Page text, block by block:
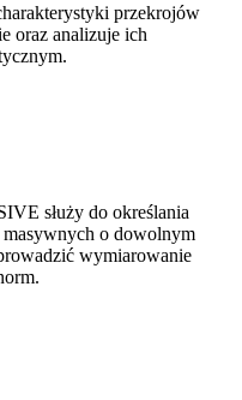
przekrojów
oraz analizuje ich
służy do określania
o dowolnym
wymiarowanie